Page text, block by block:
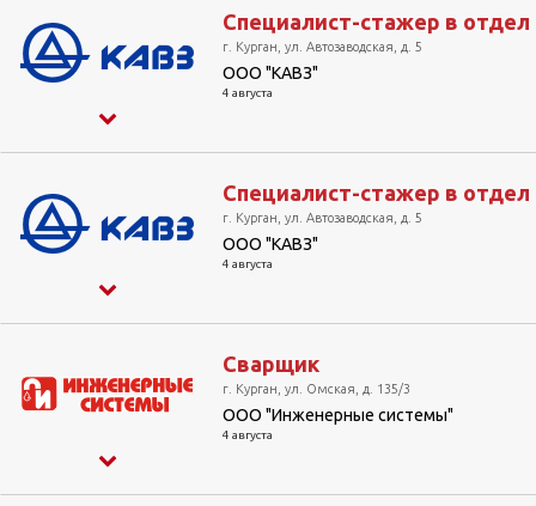
Специалист-стажер в отдел
г. Курган, ул. Автозаводская, д. 5
ООО "КАВЗ"
4 августа
Специалист-стажер в отдел
г. Курган, ул. Автозаводская, д. 5
ООО "КАВЗ"
4 августа
Сварщик
г. Курган, ул. Омская, д. 135/3
ООО "Инженерные системы"
4 августа